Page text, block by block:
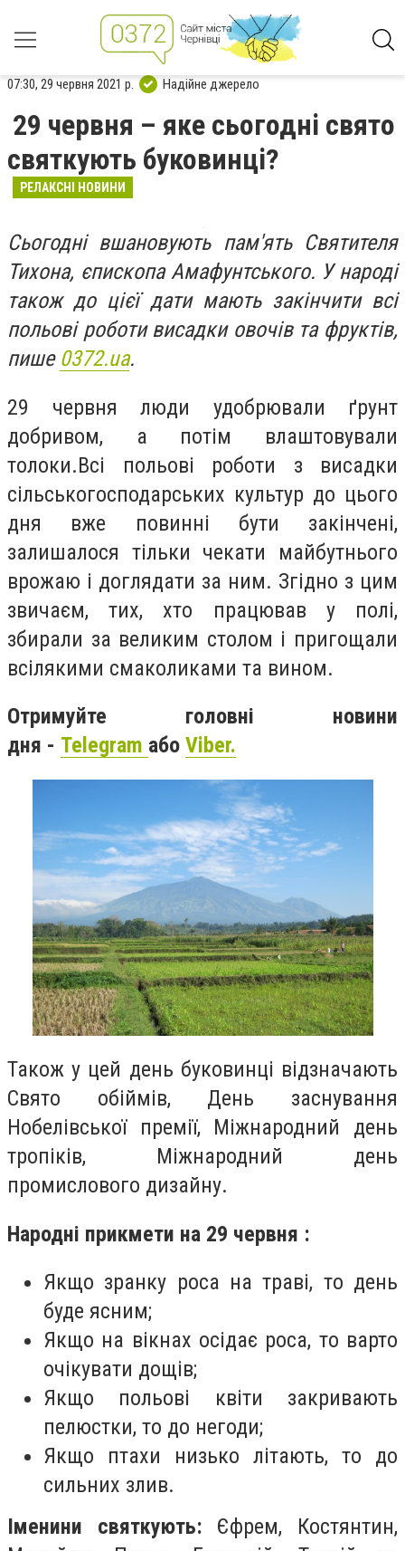
07:30, 29 червня 2021 р. Надійне джерело
29 червня – яке сьогодні свято
святкують буковинці?
РЕЛАКСНІ НОВИНИ
Сьогодні вшановують пам'ять Святителя
Тихона, єпископа Амафунтського. У народі
також до цієї дати мають закінчити всі
польові роботи висадки овочів та фруктів,
пише 0372.ua.
29 червня люди удобрювали ґрунт
добривом, а потім влаштовували
толоки.Всі польові роботи з висадки
сільськогосподарських культур до цього
дня вже повинні бути закінчені,
залишалося тільки чекати майбутнього
врожаю і доглядати за ним. Згідно з цим
звичаєм, тих, хто працював у полі,
збирали за великим столом і пригощали
всілякими смаколиками та вином.
Отримуйте головні новини
дня - Telegram або Viber.
Також у цей день буковинці відзначають
Свято обіймів, День заснування
Нобелівської премії, Міжнародний день
тропіків, Міжнародний день
промислового дизайну.
Народні прикмети на 29 червня :
Якщо зранку роса на траві, то день
буде ясним;
Якщо на вікнах осідає роса, то варто
очікувати дощів;
Якщо польові квіти закривають
пелюстки, то до негоди;
Якщо птахи низько літають, то до
сильних злив.
Іменини святкують: Єфрем, Костянтин,